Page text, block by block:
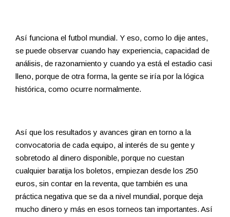
Así funciona el futbol mundial. Y eso, como lo dije antes,
se puede observar cuando hay experiencia, capacidad de
análisis, de razonamiento y cuando ya está el estadio casi
lleno, porque de otra forma, la gente se iría por la lógica
histórica, como ocurre normalmente.
Así que los resultados y avances giran en torno a la
convocatoria de cada equipo, al interés de su gente y
sobretodo al dinero disponible, porque no cuestan
cualquier baratija los boletos, empiezan desde los 250
euros, sin contar en la reventa, que también es una
práctica negativa que se da a nivel mundial, porque deja
mucho dinero y más en esos torneos tan importantes. Así